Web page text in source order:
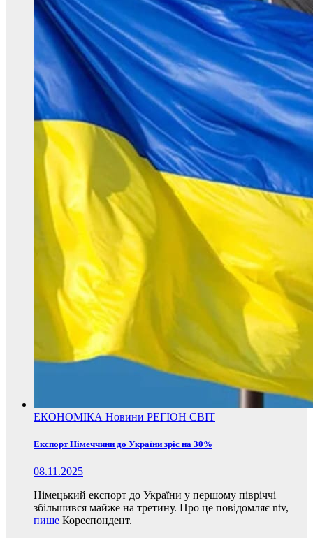
ЕКОНОМІКА Новини РЕГІОН СВІТ
Експорт Німеччини до України зріс на 30%
08.11.2025
Німецький експорт до України у першому півріччі
збільшився майже на третину. Про це повідомляє ntv,
пише Кореспондент.